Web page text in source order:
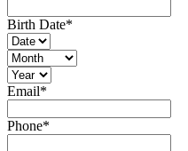
Birth Date*
Email*
Phone*